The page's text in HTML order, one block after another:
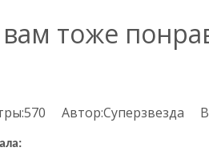
тоже
570 Автор:Суперзвезда